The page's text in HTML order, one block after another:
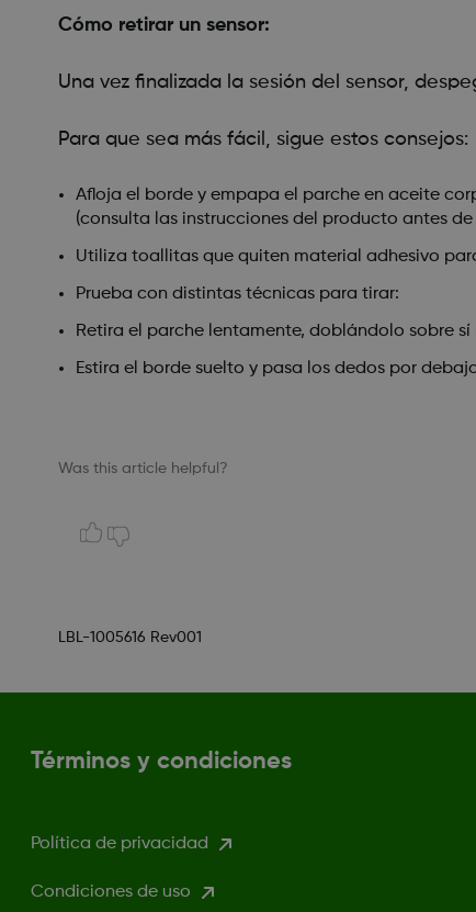
Cómo retirar un sensor:
Una vez finalizada la sesión del sensor,
Para que sea más fácil, sigue estos consejos:
Afloja el borde y empapa el parche en aceite
(consulta las instrucciones del producto antes de
Utiliza toallitas que quiten material adhesivo
Prueba con distintas técnicas para tirar:
Retira el parche lentamente, doblándolo sobre
Estira el borde suelto y pasa los dedos por
Was this article helpful?
LBL-1005616 Rev001
Términos y condiciones
Política de privacidad
Condiciones de uso